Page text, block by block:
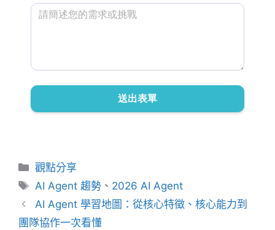
分
類
觀點分享
標
籤
AI Agent 趨勢 、 2026 AI Agent
AI Agent 學習地圖：從核心特徵、核心能力到
團隊協作一次看懂